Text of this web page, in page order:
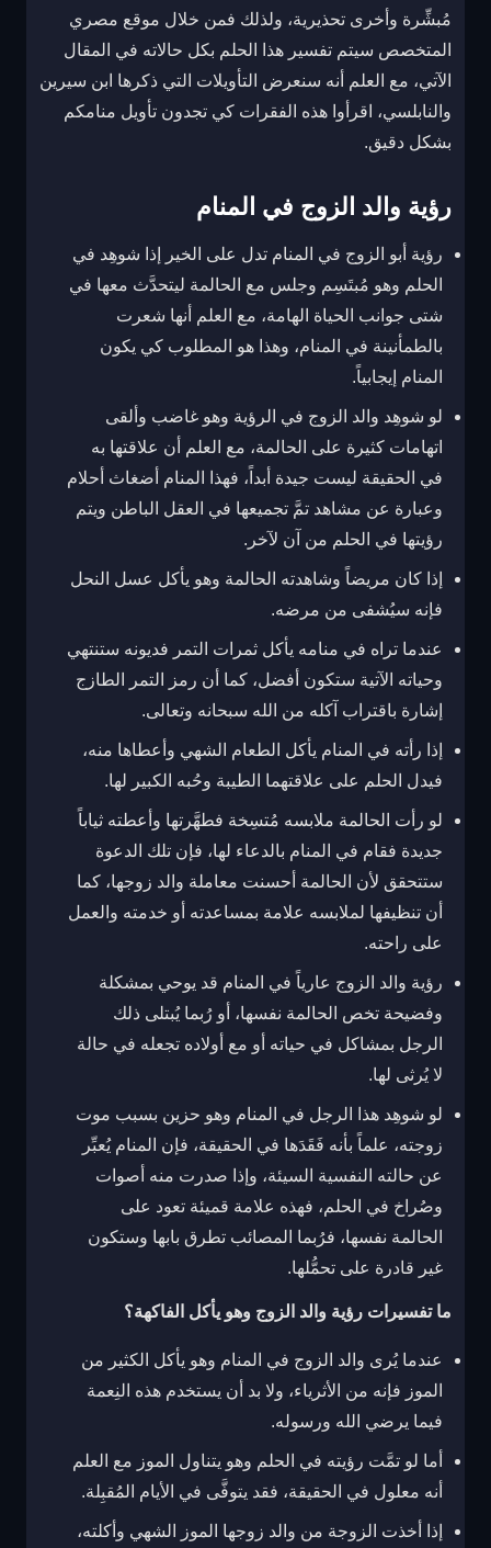
مُبشِّرة وأخرى تحذيرية، ولذلك فمن خلال موقع مصري
المتخصص سيتم تفسير هذا الحلم بكل حالاته في المقال
الآتي، مع العلم أنه سنعرض التأويلات التي ذكرها ابن سيرين
والنابلسي، اقرأوا هذه الفقرات كي تجدون تأويل منامكم
بشكل دقيق.
رؤية والد الزوج في المنام
رؤية أبو الزوج في المنام تدل على الخير إذا شوهِد في
الحلم وهو مُبتَسِم وجلس مع الحالمة ليتحدَّث معها في
شتى جوانب الحياة الهامة، مع العلم أنها شعرت
بالطمأنينة في المنام، وهذا هو المطلوب كي يكون
المنام إيجابياً.
لو شوهِد والد الزوج في الرؤية وهو غاضب وألقى
اتهامات كثيرة على الحالمة، مع العلم أن علاقتها به
في الحقيقة ليست جيدة أبداً، فهذا المنام أضغاث أحلام
وعبارة عن مشاهد تمَّ تجميعها في العقل الباطن ويتم
رؤيتها في الحلم من آن لآخر.
إذا كان مريضاً وشاهدته الحالمة وهو يأكل عسل النحل
فإنه سيُشفى من مرضه.
عندما تراه في منامه يأكل ثمرات التمر فديونه ستنتهي
وحياته الآتية ستكون أفضل، كما أن رمز التمر الطازج
إشارة باقتراب آكله من الله سبحانه وتعالى.
إذا رأته في المنام يأكل الطعام الشهي وأعطاها منه،
فيدل الحلم على علاقتهما الطيبة وحُبه الكبير لها.
لو رأت الحالمة ملابسه مُتسِخة فطهَّرتها وأعطته ثياباً
جديدة فقام في المنام بالدعاء لها، فإن تلك الدعوة
ستتحقق لأن الحالمة أحسنت معاملة والد زوجها، كما
أن تنظيفها لملابسه علامة بمساعدته أو خدمته والعمل
على راحته.
رؤية والد الزوج عارياً في المنام قد يوحي بمشكلة
وفضيحة تخص الحالمة نفسها، أو رُبما يُبتلى ذلك
الرجل بمشاكل في حياته أو مع أولاده تجعله في حالة
لا يُرثى لها.
لو شوهِد هذا الرجل في المنام وهو حزين بسبب موت
زوجته، علماً بأنه فَقَدَها في الحقيقة، فإن المنام يُعبِّر
عن حالته النفسية السيئة، وإذا صدرت منه أصوات
وصُراخ في الحلم، فهذه علامة قميئة تعود على
الحالمة نفسها، فرُبما المصائب تطرق بابها وستكون
غير قادرة على تحمُّلها.
ما تفسيرات رؤية والد الزوج وهو يأكل الفاكهة؟
عندما يُرى والد الزوج في المنام وهو يأكل الكثير من
الموز فإنه من الأثرياء، ولا بد أن يستخدم هذه النِعمة
فيما يرضي الله ورسوله.
أما لو تمَّت رؤيته في الحلم وهو يتناول الموز مع العلم
أنه معلول في الحقيقة، فقد يتوفَّى في الأيام المُقبِلة.
إذا أخذت الزوجة من والد زوجها الموز الشهي وأكلته،